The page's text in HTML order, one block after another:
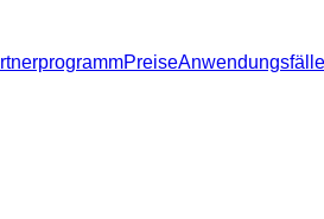
PreiseAnwendungsfälle